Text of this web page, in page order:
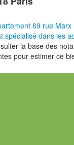
69 rue
spécialisé dans les
la base des
pour estimer ce